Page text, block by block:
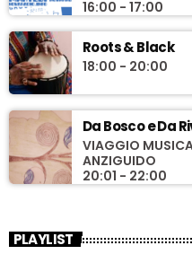
16:00 - 17:00
Roots & Black
18:00 - 20:00
Da Bosco e Da
VIAGGIO
ANZIGUIDO
20:01 - 22:00
PLAYLIST